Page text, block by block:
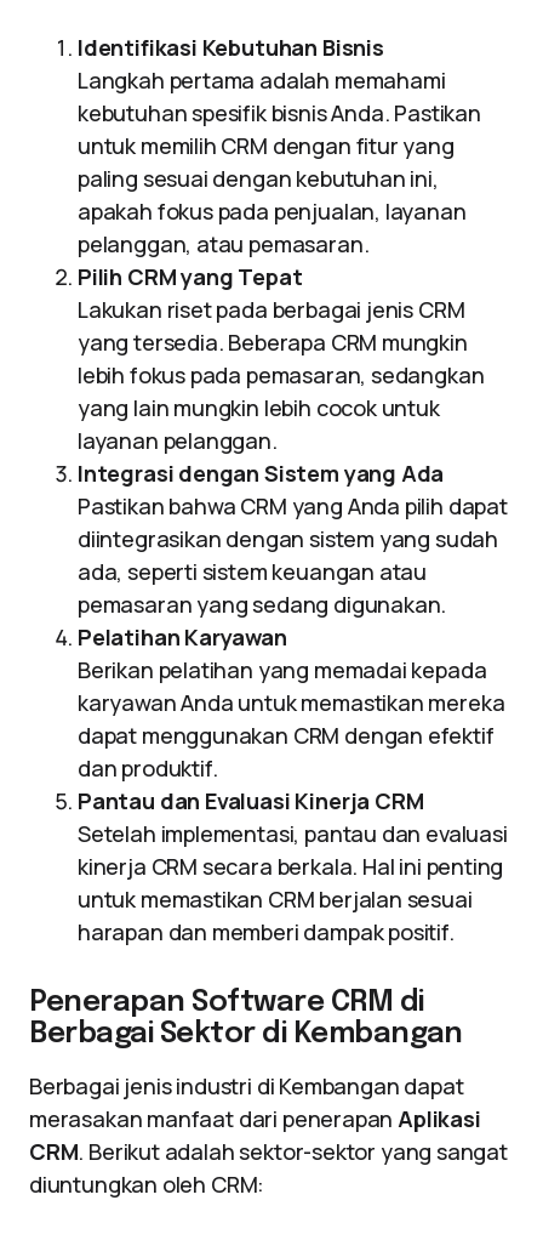
Identifikasi Kebutuhan Bisnis
Langkah pertama adalah memahami
kebutuhan spesifik bisnis Anda. Pastikan
untuk memilih CRM dengan fitur yang
paling sesuai dengan kebutuhan ini,
apakah fokus pada penjualan, layanan
pelanggan, atau pemasaran.
Pilih CRM yang Tepat
Lakukan riset pada berbagai jenis CRM
yang tersedia. Beberapa CRM mungkin
lebih fokus pada pemasaran, sedangkan
yang lain mungkin lebih cocok untuk
layanan pelanggan.
Integrasi dengan Sistem yang Ada
Pastikan bahwa CRM yang Anda pilih dapat
diintegrasikan dengan sistem yang sudah
ada, seperti sistem keuangan atau
pemasaran yang sedang digunakan.
Pelatihan Karyawan
Berikan pelatihan yang memadai kepada
karyawan Anda untuk memastikan mereka
dapat menggunakan CRM dengan efektif
dan produktif.
Pantau dan Evaluasi Kinerja CRM
Setelah implementasi, pantau dan evaluasi
kinerja CRM secara berkala. Hal ini penting
untuk memastikan CRM berjalan sesuai
harapan dan memberi dampak positif.
Penerapan Software CRM di
Berbagai Sektor di Kembangan
Berbagai jenis industri di Kembangan dapat
merasakan manfaat dari penerapanAplikasi
CRM. Berikut adalah sektor-sektor yang sangat
diuntungkan oleh CRM: